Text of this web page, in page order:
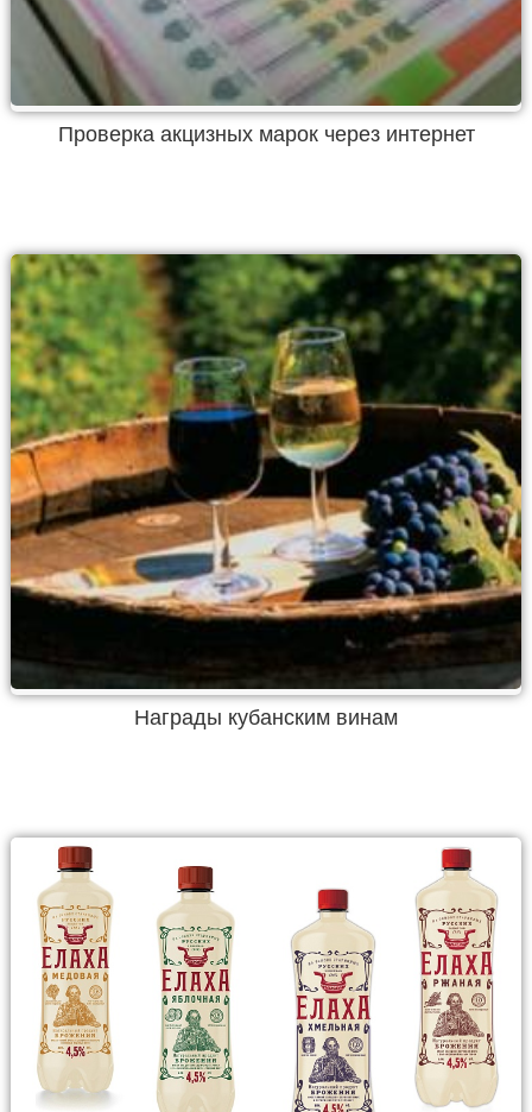
Проверка акцизных марок через интернет
Награды кубанским винам